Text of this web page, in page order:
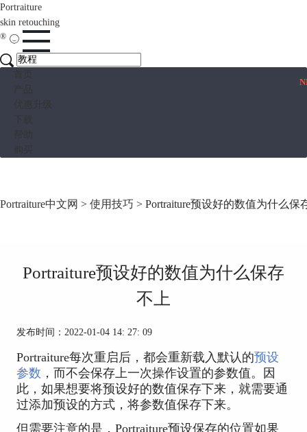
Portraiture
skin retouching
®
Portraiture中文网 > 使用技巧 > Portraiture预设好的数值为什么保
Portraiture预设好的数值为什么保存
不上
发布时间：2022-01-04 14: 27: 09
Portraiture每次重启后，都会重新载入默认的预设
参数 ，而不会保存上一次操作设置的参数值。因
此，如果想要将预设好的数值保存下来，就需要通
过添加预设的方式，将参数值保存下来。
但需要注意的是，Portraiture预设保存的位置如果